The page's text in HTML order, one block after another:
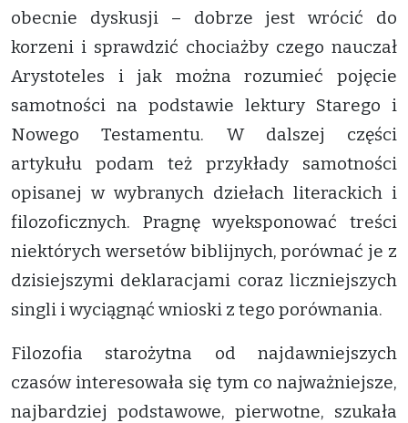
obecnie dyskusji – dobrze jest wrócić do
korzeni i sprawdzić chociażby czego nauczał
Arystoteles i jak można rozumieć pojęcie
samotności na podstawie lektury Starego i
Nowego Testamentu. W dalszej części
artykułu podam też przykłady samotności
opisanej w wybranych dziełach literackich i
filozoficznych. Pragnę wyeksponować treści
niektórych wersetów biblijnych, porównać je z
dzisiejszymi deklaracjami coraz liczniejszych
singli i wyciągnąć wnioski z tego porównania.
Filozofia starożytna od najdawniejszych
czasów interesowała się tym co najważniejsze,
najbardziej podstawowe, pierwotne, szukała